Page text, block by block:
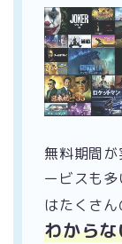
無料期間
ービスも
はたくさ
わから